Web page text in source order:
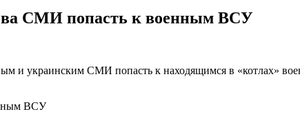
СМИ попасть к военным ВСУ
СМИ попасть к находящимся в «котлах»